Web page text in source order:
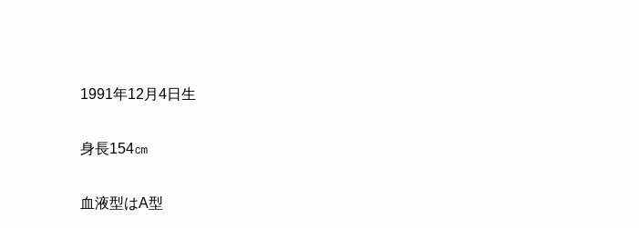
1991年12月4日生
身長154㎝
血液型はA型